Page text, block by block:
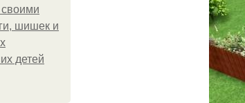
своими
шишек и
детей